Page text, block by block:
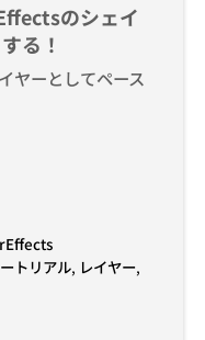
のシェイ
る！
ヤーとしてペース
トリアル, レイヤー,